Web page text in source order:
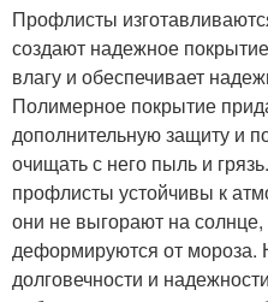
Профлисты
создают надежное
влагу и обеспечивает
Полимерное покрытие
дополнительную защиту и
очищать с него пыль и
профлисты устойчивы к
они не выгорают на
деформируются от мороза.
долговечности и